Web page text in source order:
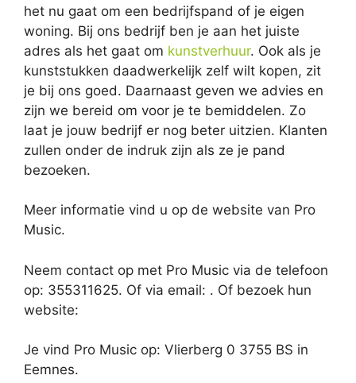
het nu gaat om een bedrijfspand of je eigen
woning. Bij ons bedrijf ben je aan het juiste
adres als het gaat om kunstverhuur. Ook als je
kunststukken daadwerkelijk zelf wilt kopen, zit
je bij ons goed. Daarnaast geven we advies en
zijn we bereid om voor je te bemiddelen. Zo
laat je jouw bedrijf er nog beter uitzien. Klanten
zullen onder de indruk zijn als ze je pand
bezoeken.
Meer informatie vind u op de website van Pro
Music.
Neem contact op met Pro Music via de telefoon
op: 355311625. Of via email: . Of bezoek hun
website:
Je vind Pro Music op: Vlierberg 0 3755 BS in
Eemnes.